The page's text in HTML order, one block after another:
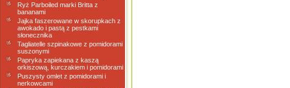
Ryż Parboiled marki Britta z
bananami
Jajka faszerowane w skorupkach z
awokado i pastą z pestkami
słonecznika
Tagliatelle szpinakowe z pomidorami
suszonymi
Papryka zapiekana z kaszą
orkiszową, kurczakiem i pomidorami
Puszysty omlet z pomidorami i
nerkowcami